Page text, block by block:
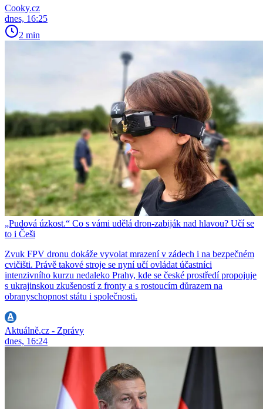
Cooky.cz
dnes, 16:25
2 min
„Pudová úzkost.“ Co s vámi udělá dron-zabiják nad hlavou? Učí se
to i Češi
Zvuk FPV dronu dokáže vyvolat mrazení v zádech i na bezpečném
cvičišti. Právě takové stroje se nyní učí ovládat účastníci
intenzivního kurzu nedaleko Prahy, kde se české prostředí propojuje
s ukrajinskou zkušeností z fronty a s rostoucím důrazem na
obranyschopnost státu i společnosti.
Aktuálně.cz - Zprávy
dnes, 16:24